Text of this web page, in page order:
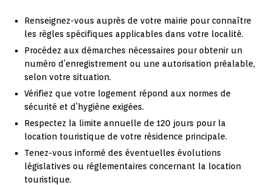
Renseignez-vous auprès de votre mairie pour connaître
les règles spécifiques applicables dans votre localité.
Procédez aux démarches nécessaires pour obtenir un
numéro d’enregistrement ou une autorisation préalable,
selon votre situation.
Vérifiez que votre logement répond aux normes de
sécurité et d’hygiène exigées.
Respectez la limite annuelle de 120 jours pour la
location touristique de votre résidence principale.
Tenez-vous informé des éventuelles évolutions
législatives ou réglementaires concernant la location
touristique.